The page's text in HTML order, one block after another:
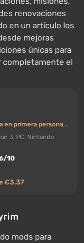
renovaciones
en un artículo los
mejoras
únicas para
completamente el
en primera persona, Vista
3, PC, Nintendo
10
€3.37
mods para